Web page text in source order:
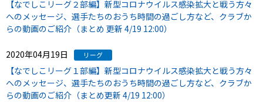
【なでしこリーグ２部編】新型コロナウイルス感染拡大と戦う方々
へのメッセージ、選手たちのおうち時間の過ごし方など、クラブか
らの動画のご紹介（まとめ 更新 4/19 12:00）
2020年04月19日 リーグ
【なでしこリーグ１部編】新型コロナウイルス感染拡大と戦う方々
へのメッセージ、選手たちのおうち時間の過ごし方など、クラブか
らの動画のご紹介（まとめ更新 4/19 12:00）